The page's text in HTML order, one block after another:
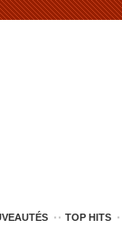
anim.jpg"
TOP HITS